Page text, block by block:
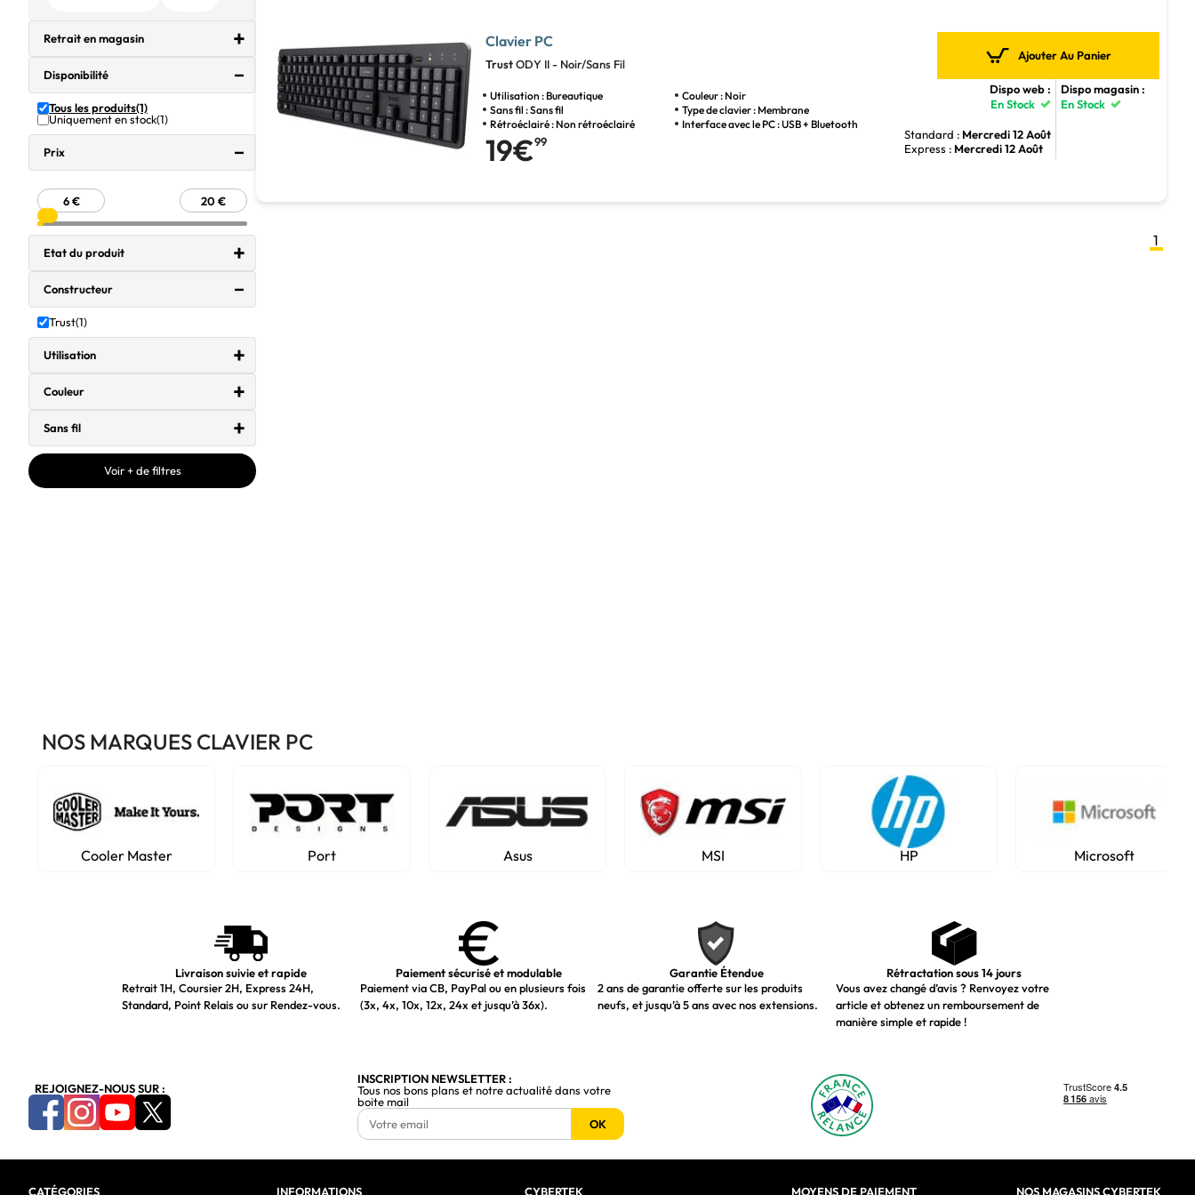
Retrait en magasin
Disponibilité
Tous les produits(1)
Uniquement en stock(1)
Prix
Etat du produit
Constructeur
Trust(1)
Utilisation
Couleur
Sans fil
Voir + de filtres
Clavier PC
TrustODY II - Noir/Sans Fil
Utilisation : Bureautique
Couleur : Noir
Sans fil : Sans fil
Type de clavier : Membrane
Rétroéclairé : Non rétroéclairé
Interface avec le PC : USB + Bluetooth
19€99
Ajouter Au Panier
Dispo web :
En Stock
Standard : Mercredi 12 Août
Express : Mercredi 12 Août
Dispo magasin :
En Stock
1
NOS MARQUES CLAVIER PC
Cooler Master Port Asus MSI HP Microsoft
Livraison suivie et rapide
Retrait 1H, Coursier 2H, Express 24H,
Standard, Point Relais ou sur Rendez-vous.
Paiement sécurisé et modulable
Paiement via CB, PayPal ou en plusieurs fois
(3x, 4x, 10x, 12x, 24x et jusqu’à 36x).
Garantie Étendue
2 ans de garantie offerte sur les produits
neufs, et jusqu’à 5 ans avec nos extensions.
Rétractation sous 14 jours
Vous avez changé d’avis ? Renvoyez votre
article et obtenez un remboursement de
manière simple et rapide !
REJOIGNEZ-NOUS SUR :
INSCRIPTION NEWSLETTER :
Tous nos bons plans et notre actualité dans votre
boite mail
OK
CATÉGORIES INFORMATIONS CYBERTEK MOYENS DE PAIEMENT NOS MAGASINS CYBERTEK